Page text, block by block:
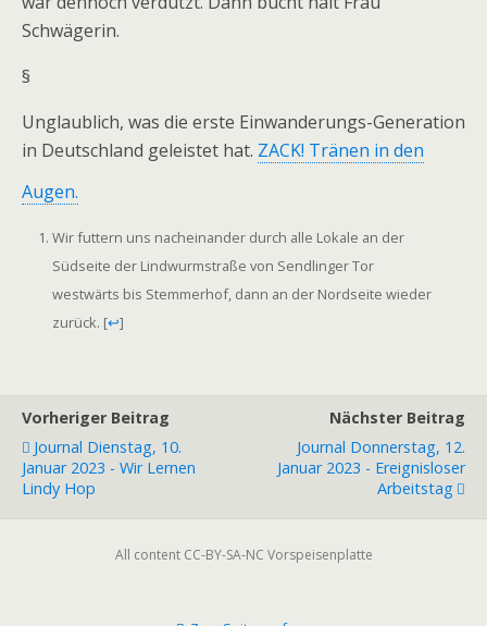
Schwägerin.
§
Unglaublich, was die erste Einwanderungs-Generation
in Deutschland geleistet hat. ZACK! Tränen in den
Augen.
Wir futtern uns nacheinander durch alle Lokale an der
Südseite der Lindwurmstraße von Sendlinger Tor
westwärts bis Stemmerhof, dann an der Nordseite wieder
zurück. [↩]
Vorheriger Beitrag
Journal Dienstag, 10.
Januar 2023 - Wir Lernen
Lindy Hop
Nächster Beitrag
Journal Donnerstag, 12.
Januar 2023 - Ereignisloser
Arbeitstag
All content CC-BY-SA-NC Vorspeisenplatte